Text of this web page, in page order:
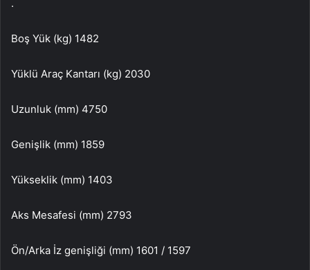
.
Boş Yük (kg) 1482
Yüklü Araç Kantarı (kg) 2030
Uzunluk (mm) 4750
Genişlik (mm) 1859
Yükseklik (mm) 1403
Aks Mesafesi (mm) 2793
Ön/Arka İz genişliği (mm) 1601 / 1597